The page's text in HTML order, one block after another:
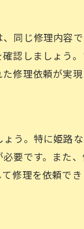
同じ修理内容
認しましょう
修理依頼が実現
う。特に姫路
要です。また
修理を依頼でき